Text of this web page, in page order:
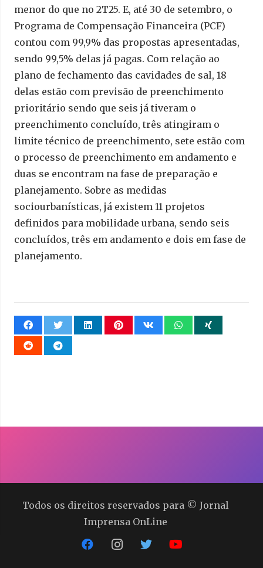
menor do que no 2T25. E, até 30 de setembro, o
Programa de Compensação Financeira (PCF)
contou com 99,9% das propostas apresentadas,
sendo 99,5% delas já pagas. Com relação ao
plano de fechamento das cavidades de sal, 18
delas estão com previsão de preenchimento
prioritário sendo que seis já tiveram o
preenchimento concluído, três atingiram o
limite técnico de preenchimento, sete estão com
o processo de preenchimento em andamento e
duas se encontram na fase de preparação e
planejamento. Sobre as medidas
sociourbanísticas, já existem 11 projetos
definidos para mobilidade urbana, sendo seis
concluídos, três em andamento e dois em fase de
planejamento.
Todos os direitos reservados para © Jornal
Imprensa OnLine